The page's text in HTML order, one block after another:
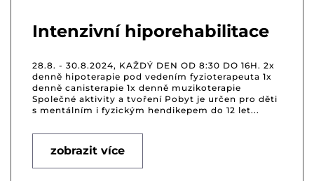
Intenzivní hiporehabilitace
28.8. - 30.8.2024, KAŽDÝ DEN OD 8:30 DO 16H. 2x
denně hipoterapie pod vedením fyzioterapeuta 1x
denně canisterapie 1x denně muzikoterapie
Společné aktivity a tvoření Pobyt je určen pro děti
s mentálním i fyzickým hendikepem do 12 let...
zobrazit více